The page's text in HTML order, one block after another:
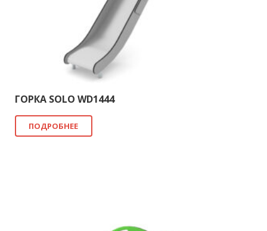
ГОРКА SOLO WD1444
ПОДРОБНЕЕ